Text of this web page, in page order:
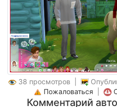
38 просмотров |
Пожаловаться
Комментарий